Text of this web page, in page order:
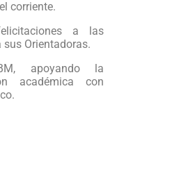
corriente.
a las
sus Orientadoras.
apoyando la
académica con